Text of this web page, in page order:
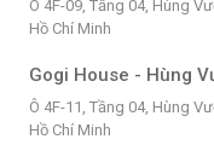
Ô 4F-09, Tầng 04, Hùng
Hồ Chí Minh
Gogi House - Hùng
Ô 4F-11, Tầng 04, Hùng
Hồ Chí Minh